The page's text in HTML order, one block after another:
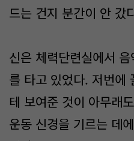
드는 건지 분간이 안 갔
신은 체력단련실에서
를 타고 있었다. 저번에
테 보여준 것이 아무래
운동 신경을 기르는 데